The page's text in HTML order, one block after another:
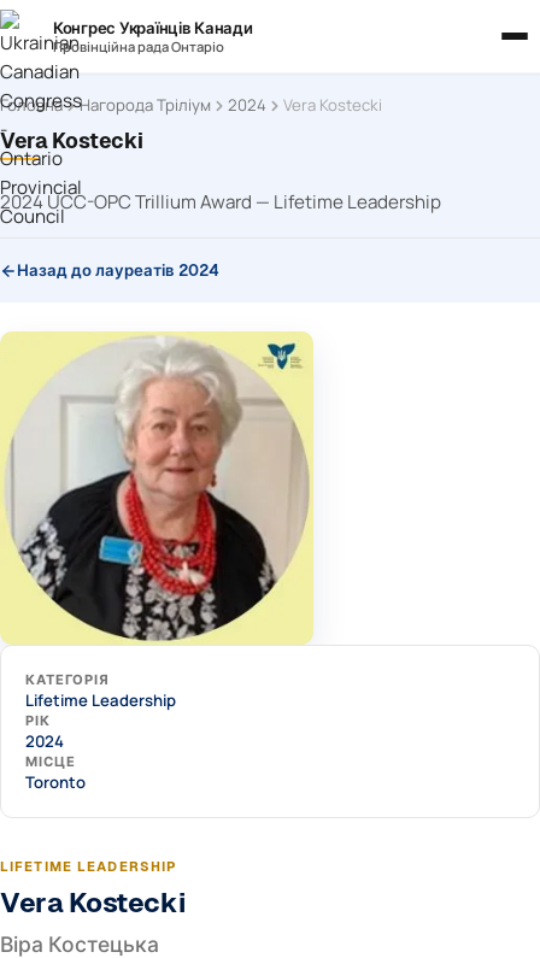
Конгрес Українців Канади
Провінційна рада Онтаріо
Головна Нагорода Тріліум 2024 Vera Kostecki
Vera Kostecki
2024 UCC-OPC Trillium Award — Lifetime Leadership
Назад до лауреатів 2024
КАТЕГОРІЯ
Lifetime Leadership
РІК
2024
МІСЦЕ
Toronto
LIFETIME LEADERSHIP
Vera Kostecki
Віра Костецька